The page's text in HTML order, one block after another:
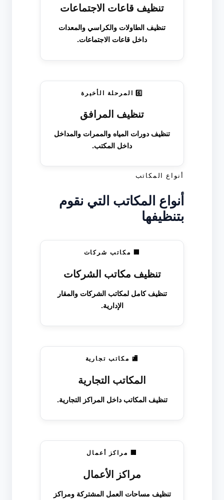
تنظيف قاعات الاجتماعات
تنظيف الطاولات والكراسي والمعدات
داخل قاعات الاجتماعات.
6️⃣ المرحلة الأخيرة
تنظيف المرافق
تنظيف دورات المياه والممرات والمداخل
داخل المكتب.
أنواع المكاتب
أنواع المكاتب التي نقوم
بتنظيفها
🏢 مكاتب شركات
تنظيف مكاتب الشركات
تنظيف كامل لمكاتب الشركات والمقار
الإدارية.
🏬 مكاتب تجارية
المكاتب التجارية
تنظيف المكاتب داخل المراكز التجارية.
🏢 مراكز أعمال
مراكز الأعمال
تنظيف مساحات العمل المشتركة ومراكز